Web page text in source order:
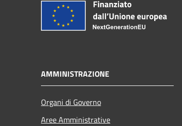
AMMINISTRAZIONE
Organi di Governo
Aree Amministrative